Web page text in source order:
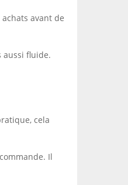
avant de
aussi fluide.
cela
Il